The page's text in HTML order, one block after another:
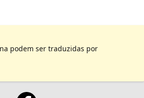
podem ser traduzidas por